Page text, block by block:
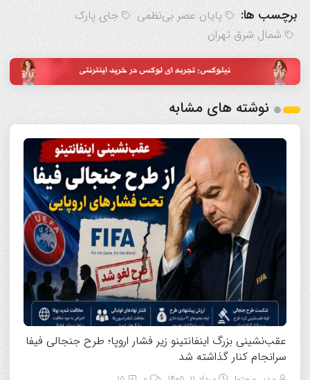
برچسب ها: پایان عصر بی‌نظمی
جای پارک
شمال شرق تهران
نوشته های مشابه
عقب‌نشینی بزرگ اینفانتینو زیر فشار اروپا؛ طرح جنجالی فیفا
سرانجام کنار گذاشته شد